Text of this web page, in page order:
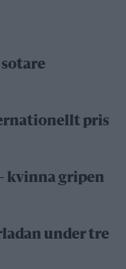
pris
kvinna gripen
under tre